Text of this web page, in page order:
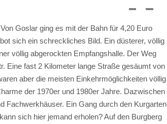
Goslar ging es mit der Bahn für 4,20 Euro
sich ein schreckliches Bild. Ein düsterer, völlig
völlig abgerockten Empfangshalle. Der Weg
Eine fast 2 Kilometer lange Straße gesäumt von
aber die meisten Einkehrmöglichkeiten völlig
der 1970er und 1980er Jahre. Dazwischen
Fachwerkhäuser. Ein Gang durch den Kurgarten
sich hier jemand erholen? Auf den Burgberg